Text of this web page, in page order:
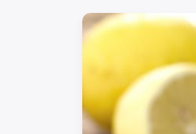
Plats principaux
Boissons et rafraîchissements
Accompagnement
Pizzas et focaccia